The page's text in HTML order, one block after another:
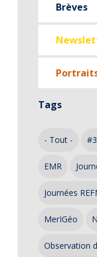
Brèves
Tags
- Tout -
EMR
Journées
MerIGéo
Observation